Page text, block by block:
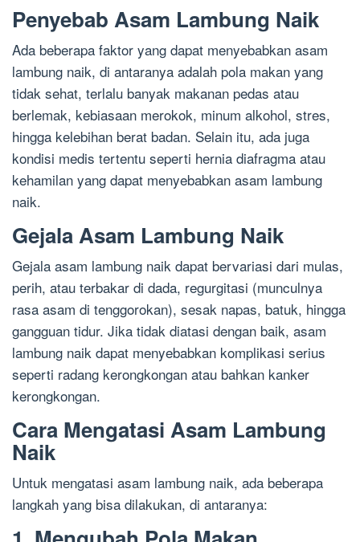
Penyebab Asam Lambung Naik
Ada beberapa faktor yang dapat menyebabkan asam
lambung naik, di antaranya adalah pola makan yang
tidak sehat, terlalu banyak makanan pedas atau
berlemak, kebiasaan merokok, minum alkohol, stres,
hingga kelebihan berat badan. Selain itu, ada juga
kondisi medis tertentu seperti hernia diafragma atau
kehamilan yang dapat menyebabkan asam lambung
naik.
Gejala Asam Lambung Naik
Gejala asam lambung naik dapat bervariasi dari mulas,
perih, atau terbakar di dada, regurgitasi (munculnya
rasa asam di tenggorokan), sesak napas, batuk, hingga
gangguan tidur. Jika tidak diatasi dengan baik, asam
lambung naik dapat menyebabkan komplikasi serius
seperti radang kerongkongan atau bahkan kanker
kerongkongan.
Cara Mengatasi Asam Lambung
Naik
Untuk mengatasi asam lambung naik, ada beberapa
langkah yang bisa dilakukan, di antaranya: